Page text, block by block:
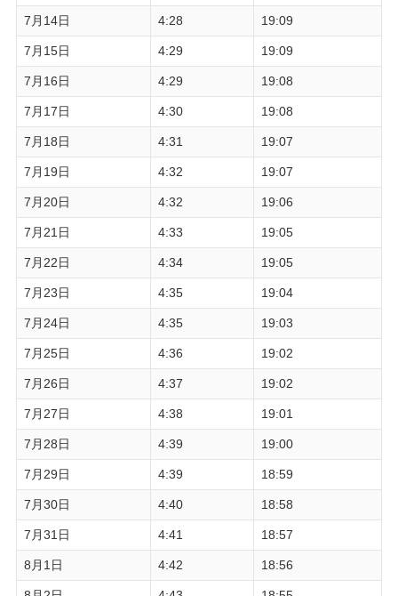
7月14日 4:28 19:09
7月15日 4:29 19:09
7月16日 4:29 19:08
7月17日 4:30 19:08
7月18日 4:31 19:07
7月19日 4:32 19:07
7月20日 4:32 19:06
7月21日 4:33 19:05
7月22日 4:34 19:05
7月23日 4:35 19:04
7月24日 4:35 19:03
7月25日 4:36 19:02
7月26日 4:37 19:02
7月27日 4:38 19:01
7月28日 4:39 19:00
7月29日 4:39 18:59
7月30日 4:40 18:58
7月31日 4:41 18:57
8月1日 4:42 18:56